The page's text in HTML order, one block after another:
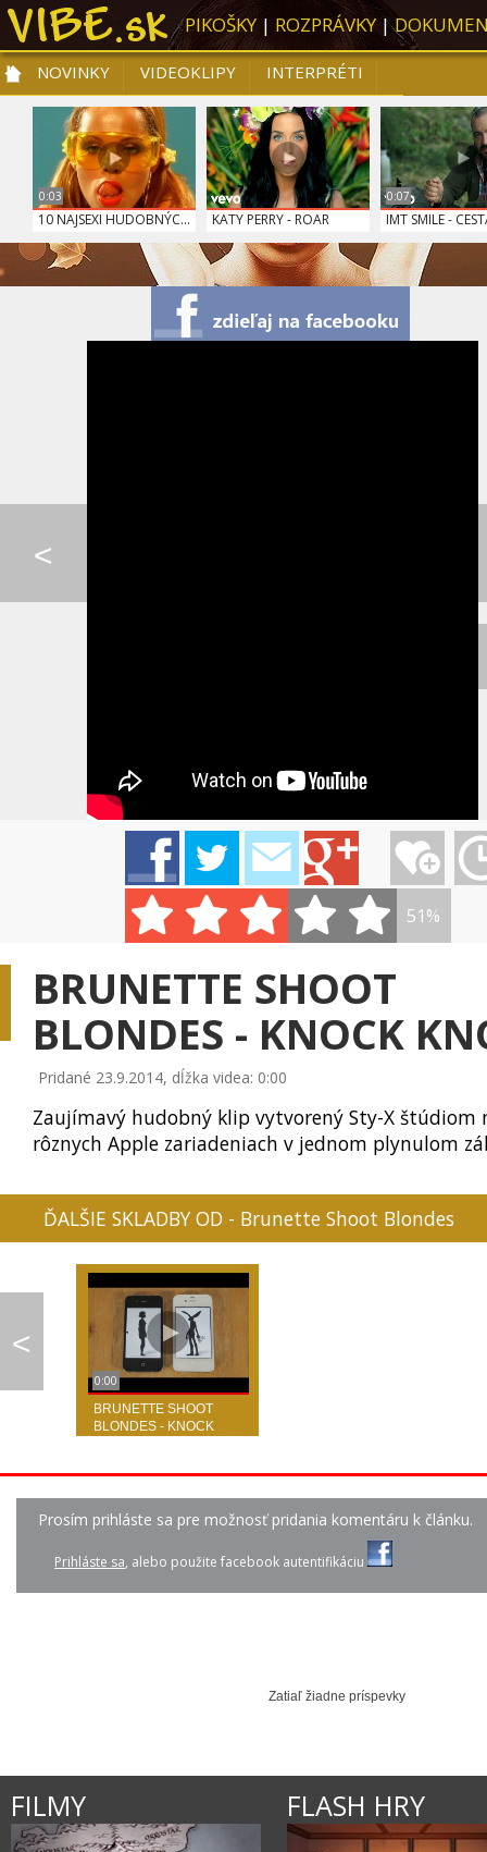
PIKOŠKY| ROZPRÁVKY|
NOVINKY
NOVINKY VIDEOKLIPY
INTERPRÉTI
PRE DETI
SLOVENSKÁ HUDBA TOP 10
0:03
10 NAJSEXI HUDOBNÝC... KATY PERRY - ROAR
0:07
IMT SMILE -
PIANO GUYS - COLD P...
0:02
LINDSAY STIRLING - ... JENNIFER LOPEZ - AI... PIANO GUYS -
LINDSEY STIRLING - ... KATY PERRY - UNCOND...
KATIE MELUA -
<
51%
BRUNETTE SHOOT
BLONDES - KNOCK
Pridané 23.9.2014, dĺžka videa: 0:00
Zaujímavý hudobný klip vytvorený Sty-X štúdiom
rôznych Apple zariadeniach v jednom plynulom
ĎALŠIE SKLADBY OD - Brunette Shoot Blondes
<
0:00
BRUNETTE SHOOT
BLONDES - KNOCK
Prosím prihláste sa pre možnosť pridania komentáru k článku.
Prihláste sa, alebo použite facebook autentifikáciu
Zatiaľ žiadne príspevky
FILMY FLASH HRY